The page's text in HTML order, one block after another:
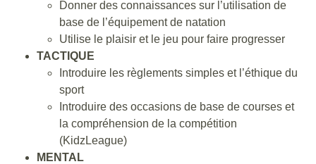
Donner des connaissances sur l’utilisation de
base de l’équipement de natation
Utilise le plaisir et le jeu pour faire progresser
TACTIQUE
Introduire les règlements simples et l’éthique du
sport
Introduire des occasions de base de courses et
la compréhension de la compétition
(KidzLeague)
MENTAL